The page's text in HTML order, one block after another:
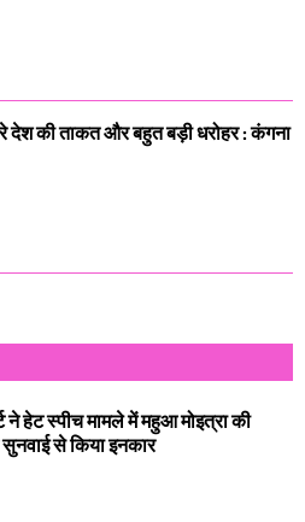
देश की ताकत और बहुत बड़ी धरोहर : कंगना
ने हेट स्पीच मामले में महुआ मोइत्रा की
सुनवाई से किया इनकार